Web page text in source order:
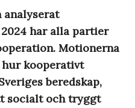
analyserat
har alla partier
Motionerna
hur kooperativt
beredskap,
socialt och tryggt